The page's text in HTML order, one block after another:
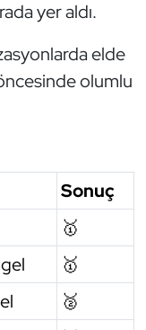
yer aldı.
elde
olumlu
Sonuç
🥇
🥇
🥈